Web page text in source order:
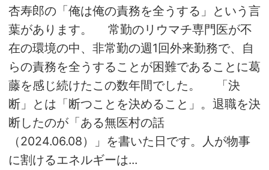
杏寿郎の「俺は俺の責務を全うする」という言
葉があります。 常勤のリウマチ専門医が不
在の環境の中、非常勤の週1回外来勤務で、自
らの責務を全うすることが困難であることに葛
藤を感じ続けたこの数年間でした。 「決
断」とは「断つことを決めること」。退職を決
断したのが「ある無医村の話
（2024.06.08）」を書いた日です。人が物事
に割けるエネルギーは...